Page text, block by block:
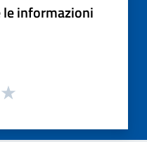
le informazioni